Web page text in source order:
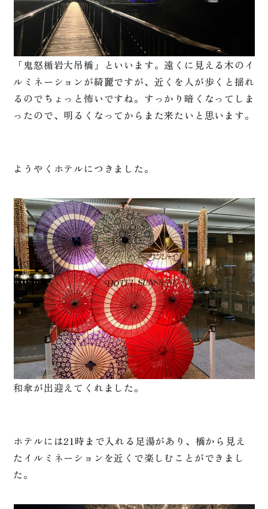
「鬼怒楯岩大吊橋」といいます。遠くに見える木のイ
ルミネーションが綺麗ですが、近くを人が歩くと揺れ
るのでちょっと怖いですね。すっかり暗くなってしま
ったので、明るくなってからまた来たいと思います。
ようやくホテルにつきました。
和傘が出迎えてくれました。
ホテルには21時まで入れる足湯があり、橋から見え
たイルミネーションを近くで楽しむことができまし
た。